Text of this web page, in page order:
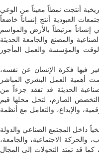
أنتجت نمطاً معيناً من الوعي
العبودية أنتج إنساناً خاضعاً
إنساناً مرتبطاً بالأرض والمواسم
والمصنع والجامعة الحديثة
والمؤسسة والعمل المأجور
فيها فكرة الإنسان عن نفسه،
أهمية العمل البشري المباشر
الحديثة قد تفقد جزءاً من
الصارم، لتحل محلها قيم
والإبداع، والتعامل مع أنظمة
داخل المجتمع الصناعي والدولة
والحركة الاجتماعية، والجامعة،
كما قد تمتد التحولات إلى المجال